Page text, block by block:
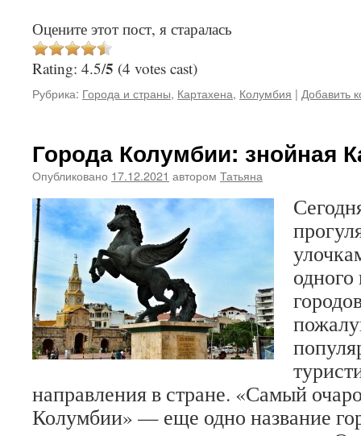
Оцените этот пост, я старалась
Rating: 4.5/5 (4 votes cast)
Рубрика: Города и страны, Картахена, Колумбия | Добавить
Города Колумбии: знойная
Опубликовано 17.12.2021 автором Татьяна
направления в стране. «Самый
Колумбии» — еще одно название